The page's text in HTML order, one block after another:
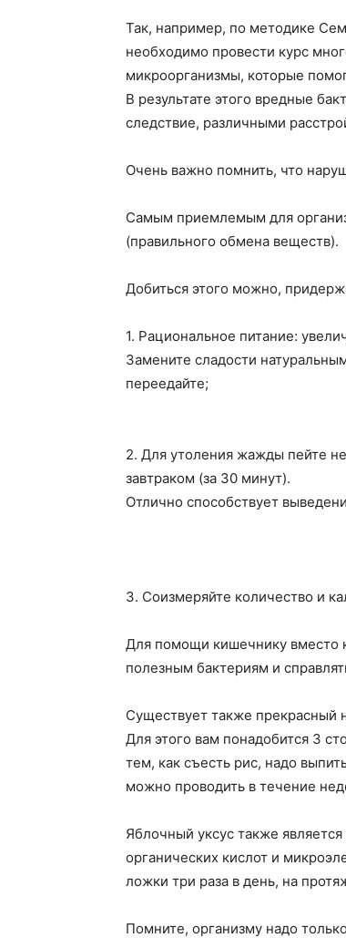
Так, например, по методике
необходимо провести курс
микроорганизмы, которые
В результате этого вредные
следствие, различными
Очень важно помнить, что
Самым приемлемым для
(правильного обмена веществ).
Добиться этого можно,
1. Рациональное питание:
Замените сладости
переедайте;
2. Для утоления жажды пейте
завтраком (за 30 минут).
Отлично способствует
3. Соизмеряйте количество и
Для помощи кишечнику вместо
полезным бактериям и
Существует также прекрасный
Для этого вам понадобится 3
тем, как съесть рис, надо
можно проводить в течение
Яблочный уксус также
органических кислот и
ложки три раза в день, на
Помните, организму надо